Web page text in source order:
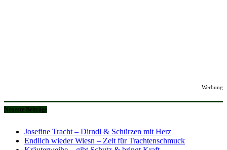
Werbung
Neueste Beiträge
Josefine Tracht – Dirndl & Schürzen mit Herz
Endlich wieder Wiesn – Zeit für Trachtenschmuck